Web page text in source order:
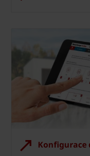
Konfigurace